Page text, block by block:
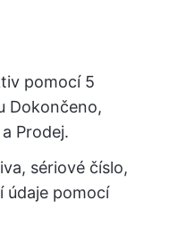
pomocí 5
Dokončeno,
Prodej.
sériové číslo,
údaje pomocí